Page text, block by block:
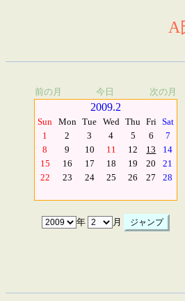
A
前の月 今日 次の月
2009.2
Sun Mon Tue Wed Thu Fri Sat
1
2 3 4 5 6
7
8
9 10 11 12 13
14
15
16 17 18 19 20
21
22
23 24 25 26 27 28
年 月